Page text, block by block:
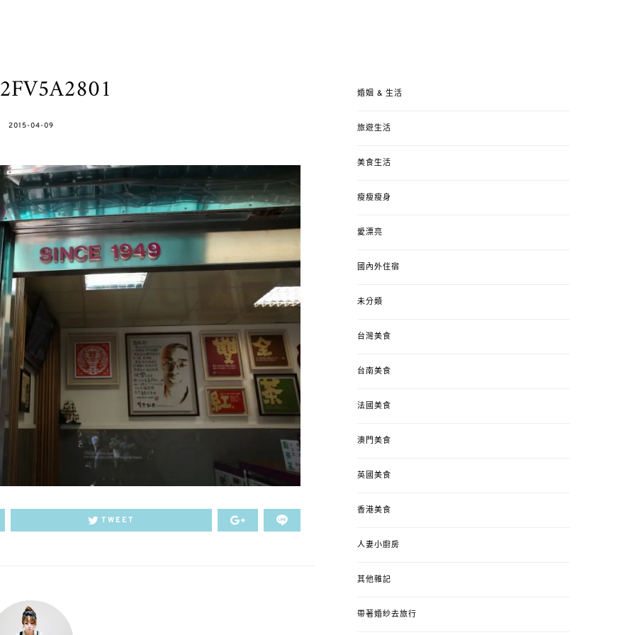
POSTED
2015-04-09
TWEET
婚姻 & 生活
旅遊生活
美食生活
瘦瘦瘦身
愛漂亮
國內外住宿
未分類
台灣美食
台南美食
法國美食
澳門美食
英國美食
香港美食
人妻小廚房
其他雜記
帶著婚紗去旅行